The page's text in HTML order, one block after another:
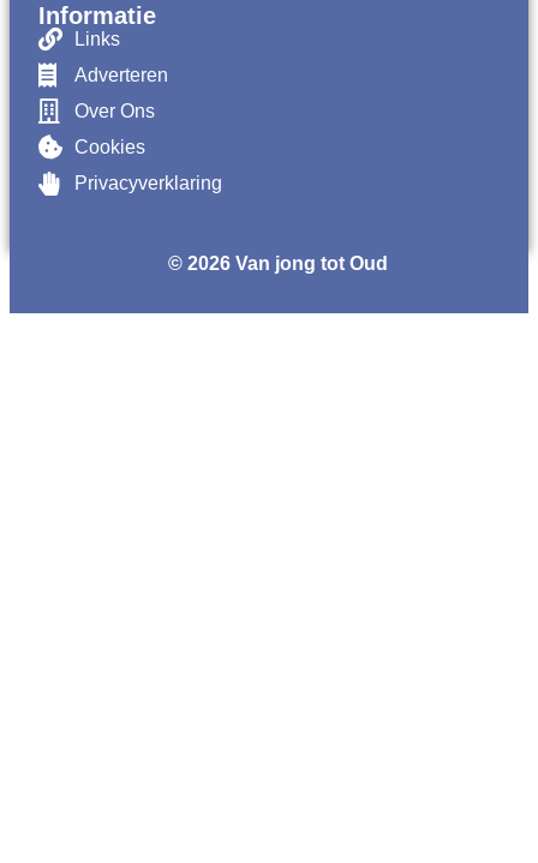
Informatie
Links
Adverteren
Over Ons
Cookies
Privacyverklaring
© 2026 Van jong tot Oud